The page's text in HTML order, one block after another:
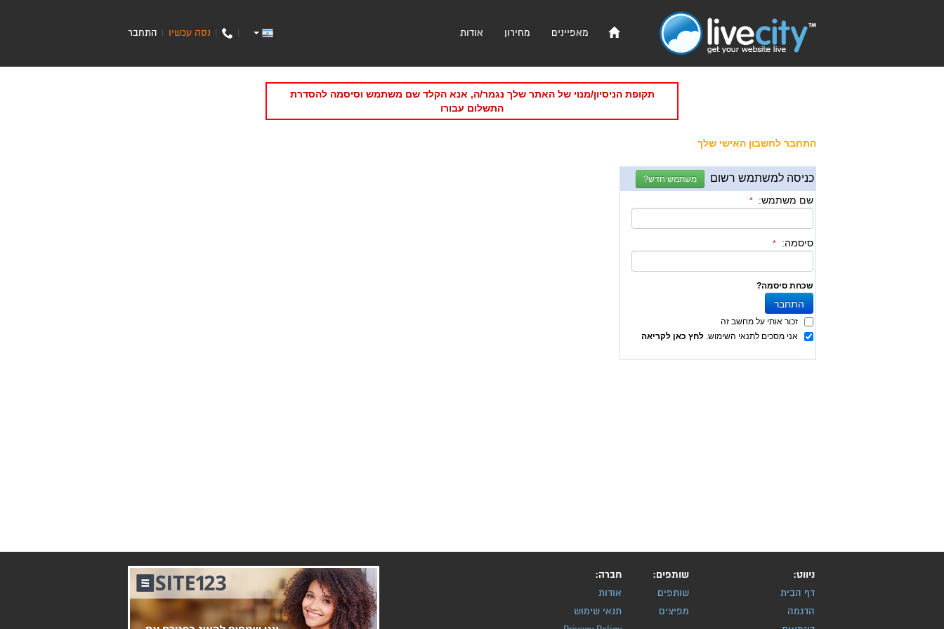
מאפיינים מחירון אודות נסה עכשיו התחבר
תקופת הניסיון/מנוי של האתר שלך נגמר/ה, אנא הקלד שם משתמש וסיסמה להסדרת
התשלום עבורו
התחבר לחשבון האישי שלך
ניווט:
דף הבית
הדגמה
שותפים:
שותפים
מפיצים
חברה:
אודות
תנאי שימוש